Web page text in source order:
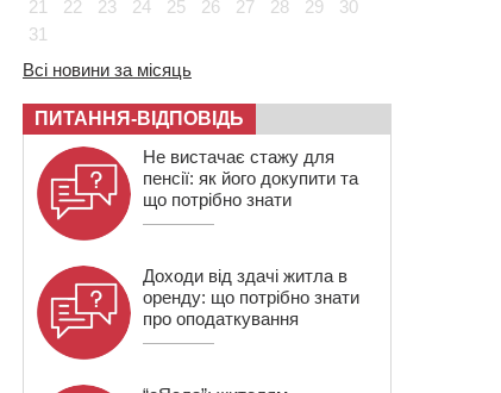
21
22 23 24 25 26 27 28 29
30
31
Всі новини за місяць
ПИТАННЯ-ВІДПОВІДЬ
Не вистачає стажу для
пенсії: як його докупити та
що потрібно знати
Доходи від здачі житла в
оренду: що потрібно знати
про оподаткування